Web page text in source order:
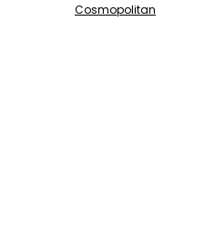
Cosmopolitan